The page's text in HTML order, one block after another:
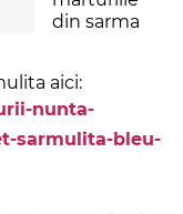
din sarma
aici:
nunta-
sarmulita-bleu-